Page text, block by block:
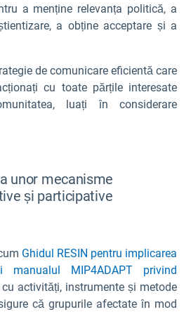
a menține relevanța politică, a
a obține acceptare și a
de comunicare eficientă care
cu toate părțile interesate
luați în considerare
unor mecanisme
și participative
Ghidul RESIN pentru implicarea
manualul MIP4ADAPT privind
cu activități, instrumente și metode
că grupurile afectate în mod